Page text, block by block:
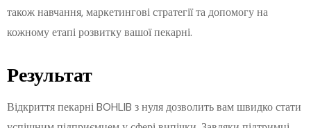
також навчання, маркетингові стратегії та допомогу на
кожному етапі розвитку вашої пекарні.
Результат
Відкриття пекарні BOHLIB з нуля дозволить вам швидко стати